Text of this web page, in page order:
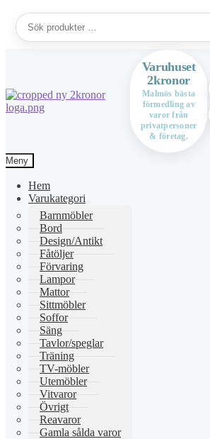
Sök
efter:
Hoppa
Hoppa
Varuhuset
2kronor
Malmös bästa
förmedling av
varor från
privatpersoner
& företag.
Meny
Hem
Varukategori
Barnmöbler
Bord
Design/Antikt
Fåtöljer
Förvaring
Lampor
Mattor
Sittmöbler
Soffor
Säng
Tavlor/speglar
Träning
TV-möbler
Utemöbler
Vitvaror
Övrigt
Reavaror
Gamla sålda varor